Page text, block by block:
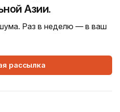
Азии.
Раз в неделю — в ваш
рассылка